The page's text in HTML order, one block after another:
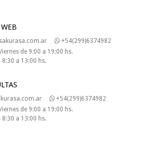
+54(299)6374982
de 9:00 a 19:00 hs.
8:30 a 13:00 hs.
+54(299)6374982
de 9:00 a 19:00 hs.
8:30 a 13:00 hs.